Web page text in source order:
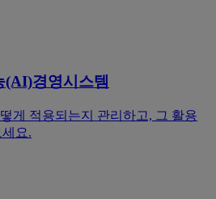
(AI)경영시스템
게 적용되는지 관리하고, 그 활용
요.